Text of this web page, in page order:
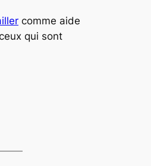
comme aide
qui sont